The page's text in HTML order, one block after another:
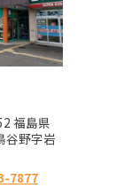
福島県
谷野字岩
7877